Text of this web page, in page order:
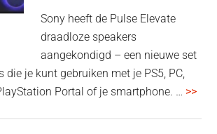
Sony heeft de Pulse Elevate
draadloze speakers
aangekondigd – een nieuwe set
die je kunt gebruiken met je PS5, PC,
Portal of je smartphone. … >>